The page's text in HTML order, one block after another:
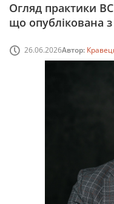
Огляд практики
що опублікована
26.06.2026Автор: